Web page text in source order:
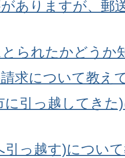
ありますが、郵
られたかどうか
求について教え
に引っ越してき
引っ越す)につい